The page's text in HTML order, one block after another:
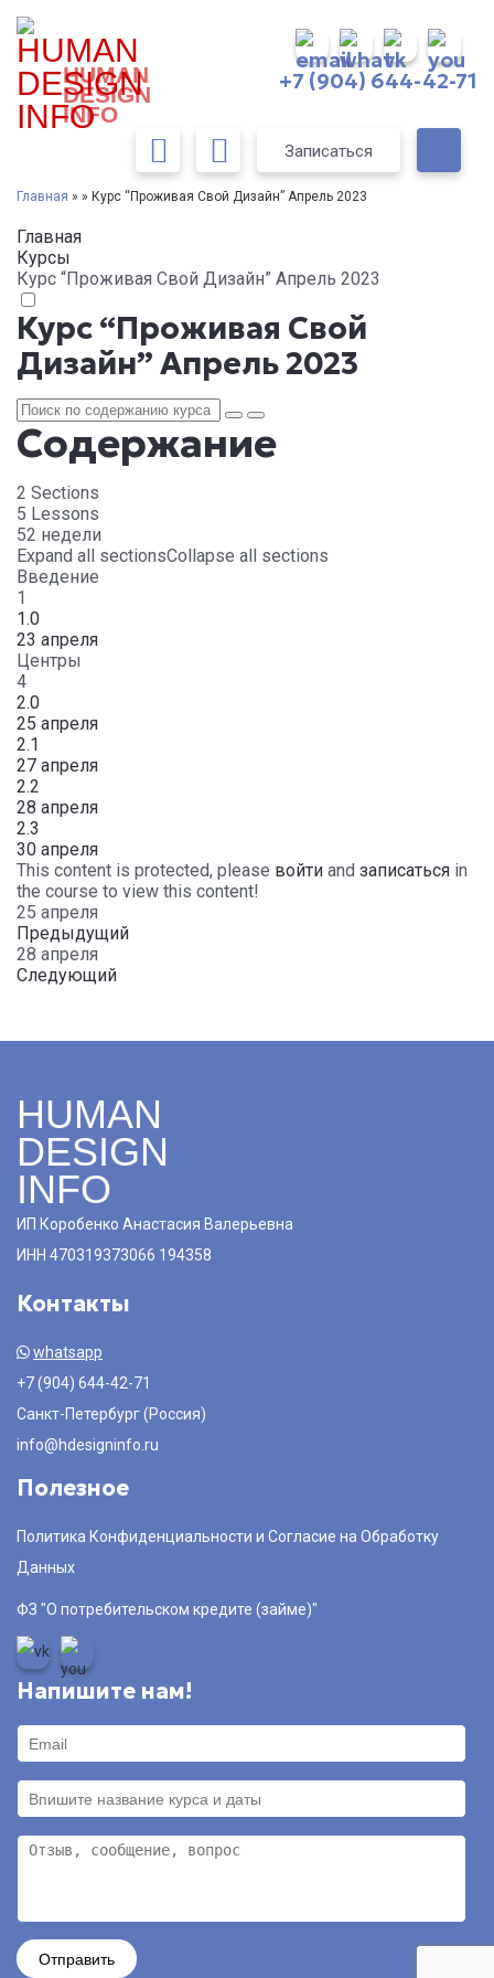
HUMAN
DESIGN
INFO
+7 (904) 644-42-71
Записаться
Главная » » Курс “Проживая Свой Дизайн” Апрель 2023
Главная
Курсы
Курс “Проживая Свой Дизайн” Апрель 2023
Курс “Проживая Свой
Дизайн” Апрель 2023
Содержание
2 Sections
5 Lessons
52 недели
Expand all sectionsCollapse all sections
Введение
1
1.0
23 апреля
Центры
4
2.0
25 апреля
2.1
27 апреля
2.2
28 апреля
2.3
30 апреля
This content is protected, please войти and записаться in
the course to view this content!
25 апреля
Предыдущий
28 апреля
Следующий
HUMAN
DESIGN
INFO
ИП Коробенко Анастасия Валерьевна
ИНН 470319373066 194358
Контакты
whatsapp
+7 (904) 644-42-71
Санкт-Петербург (Россия)
info@hdesigninfo.ru
Полезное
Политика Конфиденциальности и Согласие на Обработку
Данных
ФЗ "О потребительском кредите (займе)"
Напишите нам!